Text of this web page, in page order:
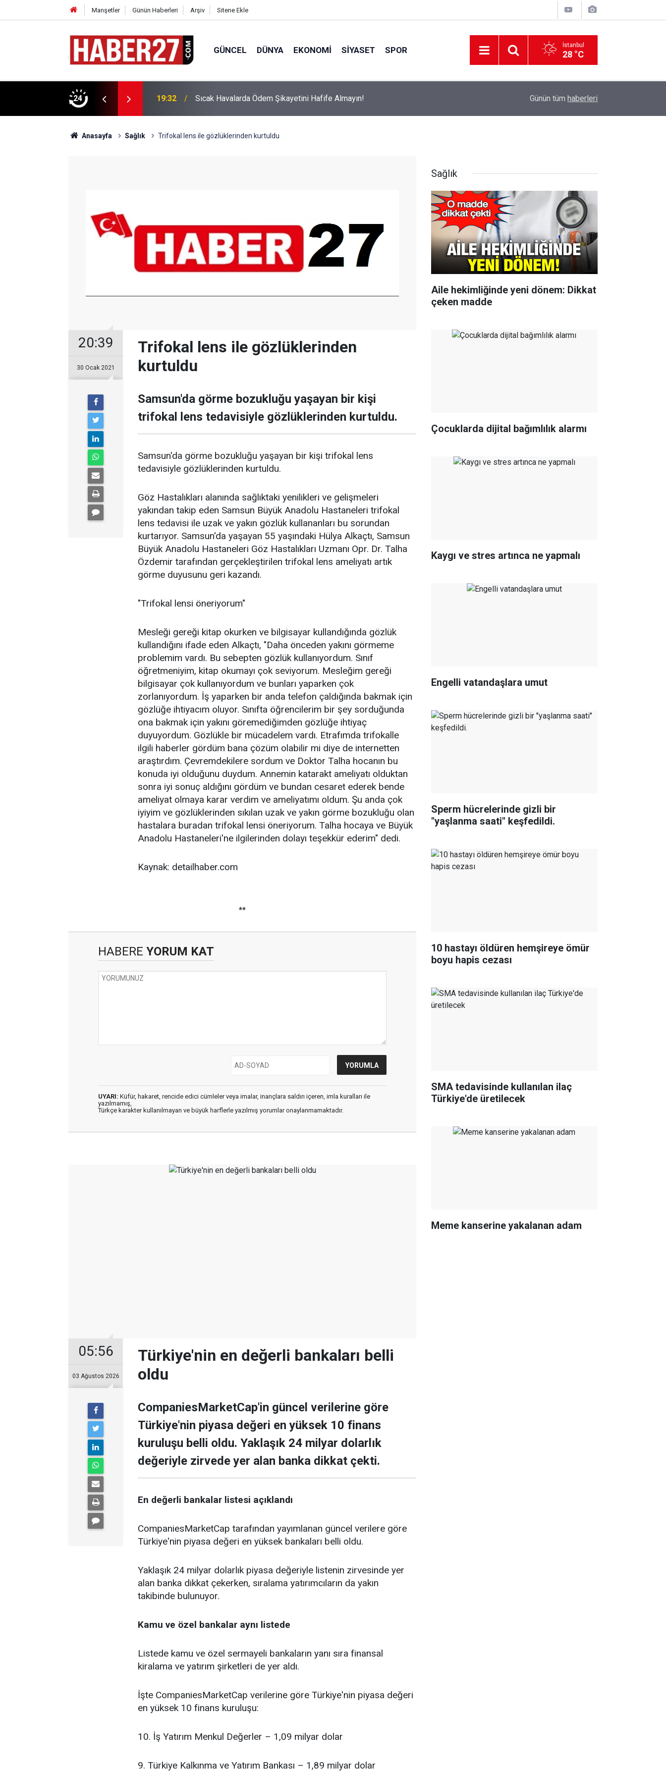
Manşetler Günün Haberleri Arşiv Sitene Ekle
GÜNCEL DÜNYA EKONOMI SIYASET SPOR İstanbul
28 °C
24 19:32 Sıcak Havalarda Ödem Şikayetini Hafife Almayın! İzmir 112’de Kan Donduran İddialar!
Günün tüm haberleri
Anasayfa Sağlık Trifokal lens ile gözlüklerinden kurtuldu
20:39
30 Ocak 2021
Trifokal lens ile gözlüklerinden
kurtuldu
Samsun'da görme bozukluğu yaşayan bir kişi
trifokal lens tedavisiyle gözlüklerinden kurtuldu.
Samsun'da görme bozukluğu yaşayan bir kişi trifokal lens
tedavisiyle gözlüklerinden kurtuldu.
Göz Hastalıkları alanında sağlıktaki yenilikleri ve gelişmeleri
yakından takip eden Samsun Büyük Anadolu Hastaneleri trifokal
lens tedavisi ile uzak ve yakın gözlük kullananları bu sorundan
kurtarıyor. Samsun'da yaşayan 55 yaşındaki Hülya Alkaçtı, Samsun
Büyük Anadolu Hastaneleri Göz Hastalıkları Uzmanı Opr. Dr. Talha
Özdemir tarafından gerçekleştirilen trifokal lens ameliyatı artık
görme duyusunu geri kazandı.
"Trifokal lensi öneriyorum"
Mesleği gereği kitap okurken ve bilgisayar kullandığında gözlük
kullandığını ifade eden Alkaçtı, "Daha önceden yakını görmeme
problemim vardı. Bu sebepten gözlük kullanıyordum. Sınıf
öğretmeniyim, kitap okumayı çok seviyorum. Mesleğim gereği
bilgisayar çok kullanıyordum ve bunları yaparken çok
zorlanıyordum. İş yaparken bir anda telefon çaldığında bakmak için
gözlüğe ihtiyacım oluyor. Sınıfta öğrencilerim bir şey sorduğunda
ona bakmak için yakını göremediğimden gözlüğe ihtiyaç
duyuyordum. Gözlükle bir mücadelem vardı. Etrafımda trifokalle
ilgili haberler gördüm bana çözüm olabilir mi diye de internetten
araştırdım. Çevremdekilere sordum ve Doktor Talha hocanın bu
konuda iyi olduğunu duydum. Annemin katarakt ameliyatı olduktan
sonra iyi sonuç aldığını gördüm ve bundan cesaret ederek bende
ameliyat olmaya karar verdim ve ameliyatımı oldum. Şu anda çok
iyiyim ve gözlüklerinden sıkılan uzak ve yakın görme bozukluğu olan
hastalara buradan trifokal lensi öneriyorum. Talha hocaya ve Büyük
Anadolu Hastaneleri'ne ilgilerinden dolayı teşekkür ederim" dedi.
Kaynak: detailhaber.com
**
HABERE YORUM KAT
UYARI: Küfür, hakaret, rencide edici cümleler veya imalar, inançlara saldırı içeren, imla kuralları ile
yazılmamış,
Türkçe karakter kullanılmayan ve büyük harflerle yazılmış yorumlar onaylanmamaktadır.
05:56
03 Ağustos 2026
Türkiye'nin en değerli bankaları belli
oldu
CompaniesMarketCap'in güncel verilerine göre
Türkiye'nin piyasa değeri en yüksek 10 finans
kuruluşu belli oldu. Yaklaşık 24 milyar dolarlık
değeriyle zirvede yer alan banka dikkat çekti.
En değerli bankalar listesi açıklandı
CompaniesMarketCap tarafından yayımlanan güncel verilere göre
Türkiye'nin piyasa değeri en yüksek bankaları belli oldu.
Yaklaşık 24 milyar dolarlık piyasa değeriyle listenin zirvesinde yer
alan banka dikkat çekerken, sıralama yatırımcıların da yakın
takibinde bulunuyor.
Kamu ve özel bankalar aynı listede
Listede kamu ve özel sermayeli bankaların yanı sıra finansal
kiralama ve yatırım şirketleri de yer aldı.
İşte CompaniesMarketCap verilerine göre Türkiye'nin piyasa değeri
en yüksek 10 finans kuruluşu:
10. İş Yatırım Menkul Değerler – 1,09 milyar dolar
9. Türkiye Kalkınma ve Yatırım Bankası – 1,89 milyar dolar
Sağlık
Aile hekimliğinde yeni dönem: Dikkat
çeken madde
Çocuklarda dijital bağımlılık alarmı
Kaygı ve stres artınca ne yapmalı
Engelli vatandaşlara umut
Sperm hücrelerinde gizli bir
"yaşlanma saati" keşfedildi.
10 hastayı öldüren hemşireye ömür
boyu hapis cezası
SMA tedavisinde kullanılan ilaç
Türkiye'de üretilecek
Meme kanserine yakalanan adam